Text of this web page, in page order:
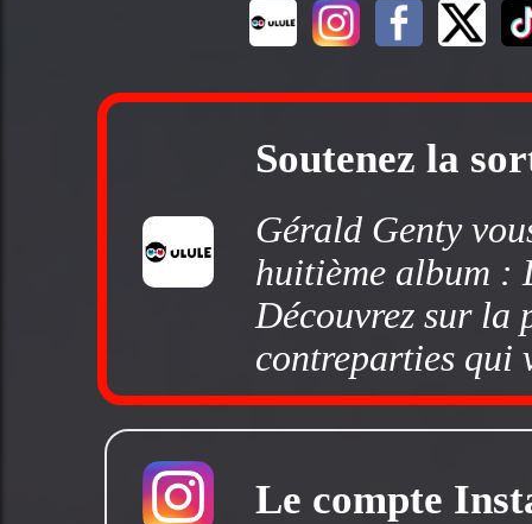
Soutenez la
Gérald Genty
huitième album :
Découvrez sur la
contreparties qui
Le compte